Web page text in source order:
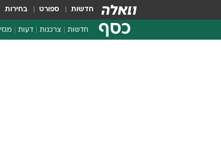
חדשות ספורט בחירות
כסף חדשות צרכנות דעות מגזין